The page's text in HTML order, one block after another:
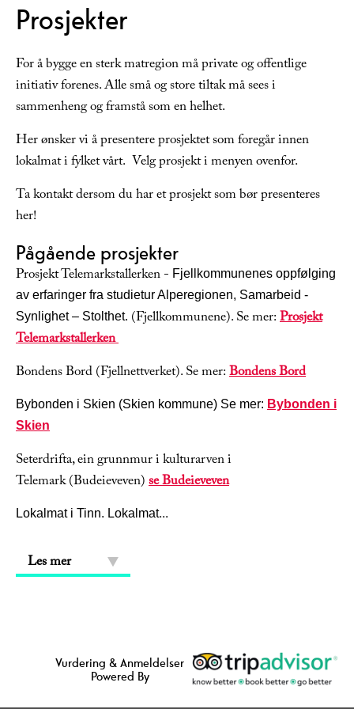
Prosjekter
For å bygge en sterk matregion må private og offentlige
initiativ forenes. Alle små og store tiltak må sees i
sammenheng og framstå som en helhet.
Her ønsker vi å presentere prosjektet som foregår innen
lokalmat i fylket vårt. Velg prosjekt i menyen ovenfor.
Ta kontakt dersom du har et prosjekt som bør presenteres
her!
Pågående prosjekter
Prosjekt Telemarkstallerken - Fjellkommunenes oppfølging
av erfaringer fra studietur Alperegionen, Samarbeid -
Synlighet – Stolthet. (Fjellkommunene). Se mer:Prosjekt
Telemarkstallerken
Bondens Bord (Fjellnettverket). Se mer:Bondens Bord
Bybonden i Skien (Skien kommune) Se mer: Bybonden i
Skien
Seterdrifta, ein grunnmur i kulturarven i
Telemark (Budeieveven)se Budeieveven
Lokalmat i Tinn. Lokalmat...
Les mer
Vurdering & Anmeldelser
Powered By